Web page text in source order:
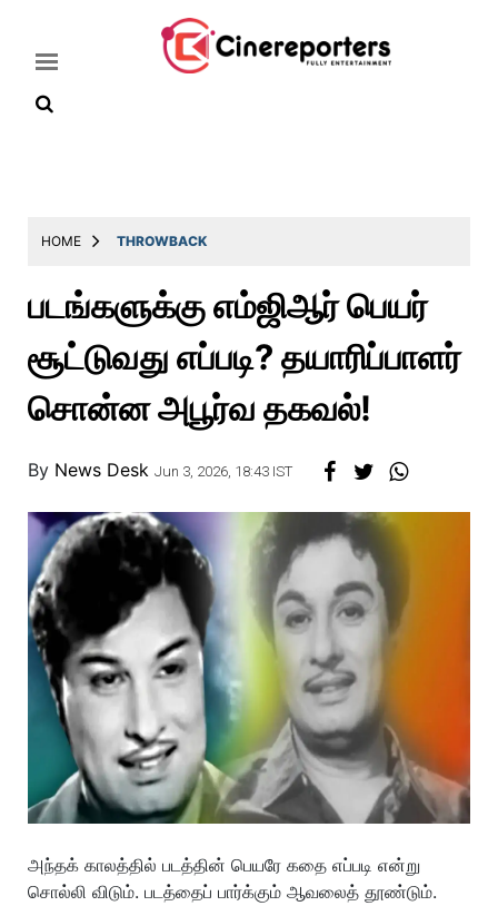
Latest
Throwback
Television
Story
HOME THROWBACK
படங்களுக்கு எம்ஜிஆர் பெயர்
சூட்டுவது எப்படி? தயாரிப்பாளர்
சொன்ன அபூர்வ தகவல்!
By News Desk Jun 3, 2026, 18:43 IST
அந்தக் காலத்தில் படத்தின் பெயரே கதை எப்படி என்று
சொல்லி விடும். படத்தைப் பார்க்கும் ஆவலைத் தூண்டும்.